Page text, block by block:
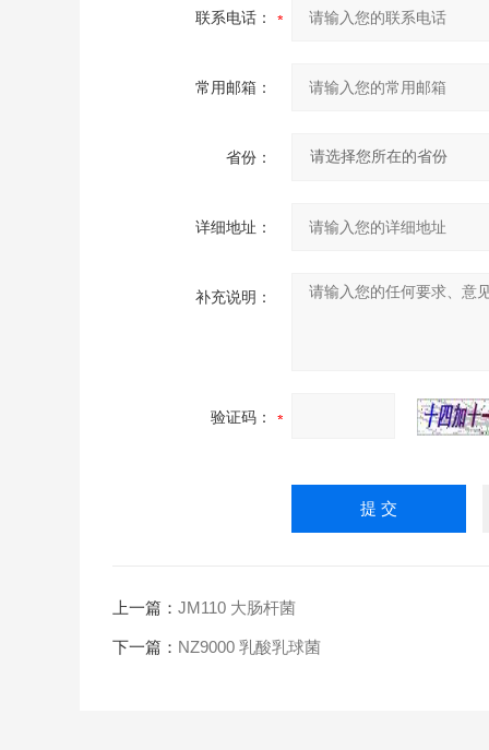
联系电话：
常用邮箱：
省份：
详细地址：
补充说明：
验证码：
上一篇： JM110 大肠杆菌
下一篇： NZ9000 乳酸乳球菌